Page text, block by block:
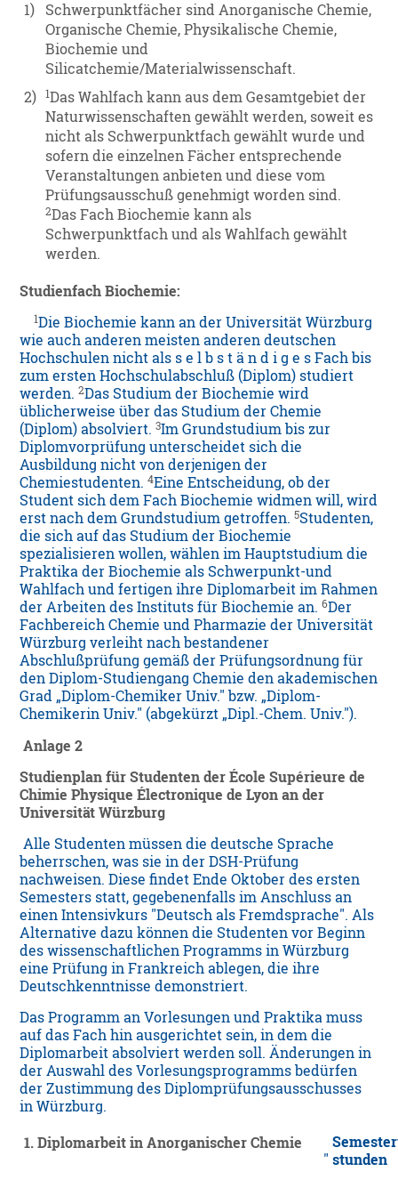
1)
Schwerpunktfächer sind Anorganische Chemie,
Organische Chemie, Physikalische Chemie,
Biochemie und
Silicatchemie/Materialwissenschaft.
2)
1Das Wahlfach kann aus dem Gesamtgebiet der
Naturwissenschaften gewählt werden, soweit es
nicht als Schwerpunktfach gewählt wurde und
sofern die einzelnen Fächer entsprechende
Veranstaltungen anbieten und diese vom
Prüfungsausschuß genehmigt worden sind.
2Das Fach Biochemie kann als
Schwerpunktfach und als Wahlfach gewählt
werden.
Studienfach Biochemie:
1Die Biochemie kann an der Universität Würzburg
wie auch anderen meisten anderen deutschen
Hochschulen nicht als s e l b s t ä n d i g e s Fach bis
zum ersten Hochschulabschluß (Diplom) studiert
werden.2Das Studium der Biochemie wird
üblicherweise über das Studium der Chemie
(Diplom) absolviert.3Im Grundstudium bis zur
Diplomvorprüfung unterscheidet sich die
Ausbildung nicht von derjenigen der
Chemiestudenten.4Eine Entscheidung, ob der
Student sich dem Fach Biochemie widmen will, wird
erst nach dem Grundstudium getroffen.5Studenten,
die sich auf das Studium der Biochemie
spezialisieren wollen, wählen im Hauptstudium die
Praktika der Biochemie als Schwerpunkt-und
Wahlfach und fertigen ihre Diplomarbeit im Rahmen
der Arbeiten des Instituts für Biochemie an.6Der
Fachbereich Chemie und Pharmazie der Universität
Würzburg verleiht nach bestandener
Abschlußprüfung gemäß der Prüfungsordnung für
den Diplom-Studiengang Chemie den akademischen
Grad „Diplom-Chemiker Univ." bzw. „Diplom-
Chemikerin Univ." (abgekürzt „Dipl.-Chem. Univ.").
Anlage 2
Studienplan für Studenten der École Supérieure de
Chimie Physique Électronique de Lyon an der
Universität Würzburg
Alle Studenten müssen die deutsche Sprache
beherrschen, was sie in der DSH-Prüfung
nachweisen. Diese findet Ende Oktober des ersten
Semesters statt, gegebenenfalls im Anschluss an
einen Intensivkurs "Deutsch als Fremdsprache". Als
Alternative dazu können die Studenten vor Beginn
des wissenschaftlichen Programms in Würzburg
eine Prüfung in Frankreich ablegen, die ihre
Deutschkenntnisse demonstriert.
Das Programm an Vorlesungen und Praktika muss
auf das Fach hin ausgerichtet sein, in dem die
Diplomarbeit absolviert werden soll. Änderungen in
der Auswahl des Vorlesungsprogramms bedürfen
der Zustimmung des Diplomprüfungsausschusses
in Würzburg.
1. Diplomarbeit in Anorganischer Chemie
stunden